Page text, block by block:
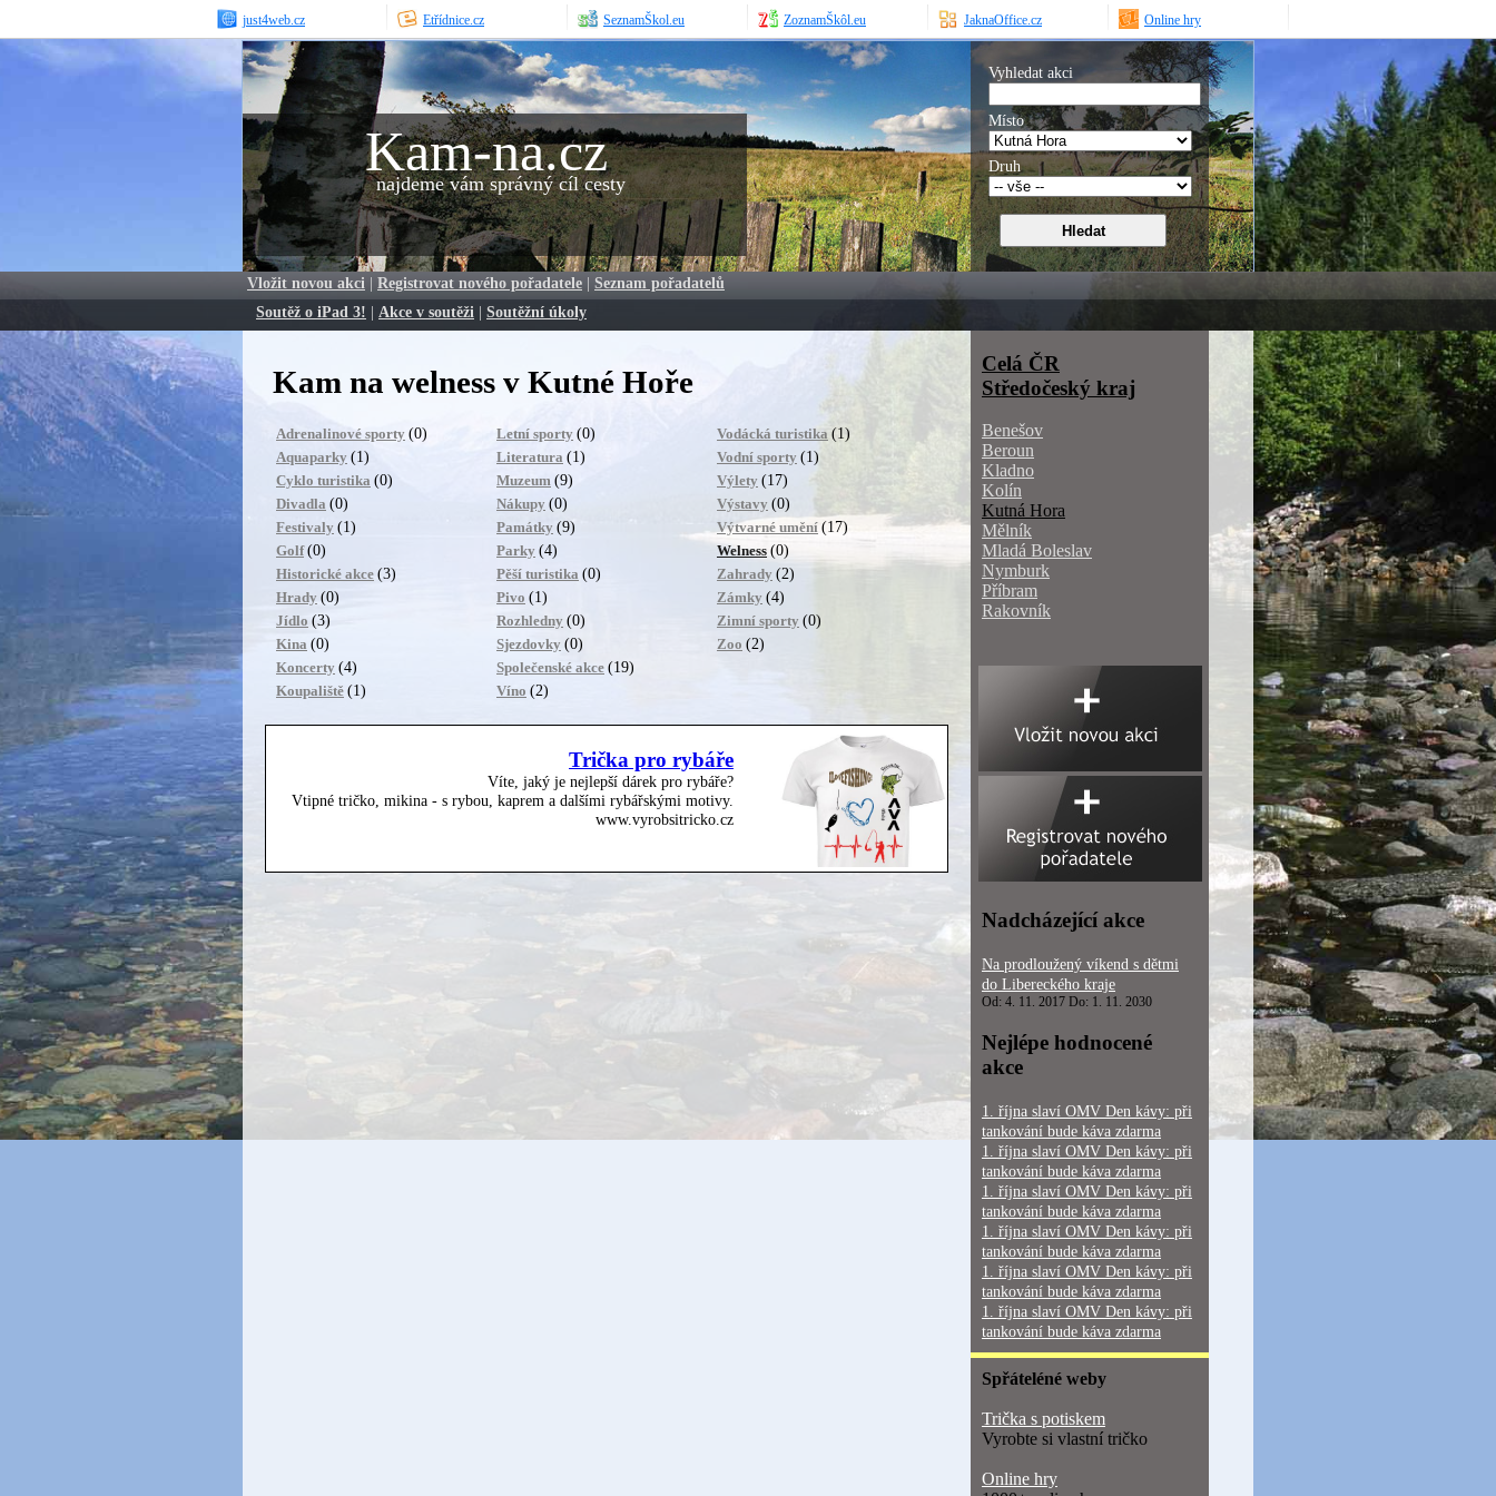
just4web.cz Etřídnice.cz SeznamŠkol.eu ZoznamŠkôl.eu JaknaOffice.cz Online hry
Kam-na.cz
najdeme vám správný cíl cesty
Vyhledat akci
Místo
Druh
Vložit novou akci | Registrovat nového pořadatele | Seznam pořadatelů
Soutěž o iPad 3! | Akce v soutěži | Soutěžní úkoly
Kam na welness v Kutné Hoře
Adrenalinové sporty (0)
Aquaparky (1)
Cyklo turistika (0)
Divadla (0)
Festivaly (1)
Golf (0)
Historické akce (3)
Hrady (0)
Jídlo (3)
Kina (0)
Koncerty (4)
Koupaliště (1)
Letní sporty (0)
Literatura (1)
Muzeum (9)
Nákupy (0)
Památky (9)
Parky (4)
Pěší turistika (0)
Pivo (1)
Rozhledny (0)
Sjezdovky (0)
Společenské akce (19)
Víno (2)
Vodácká turistika (1)
Vodní sporty (1)
Výlety (17)
Výstavy (0)
Výtvarné umění (17)
Welness (0)
Zahrady (2)
Zámky (4)
Zimní sporty (0)
Zoo (2)
Trička pro rybáře
Víte, jaký je nejlepší dárek pro rybáře?
Vtipné tričko, mikina - s rybou, kaprem a dalšími rybářskými motivy.
www.vyrobsitricko.cz
Celá ČR
Středočeský kraj
Benešov
Beroun
Kladno
Kolín
Kutná Hora
Mělník
Mladá Boleslav
Nymburk
Příbram
Rakovník
Nadcházející akce
Na prodloužený víkend s dětmi
do Libereckého kraje
Od: 4. 11. 2017 Do: 1. 11. 2030
Nejlépe hodnocené
akce
1. října slaví OMV Den kávy: při
tankování bude káva zdarma
1. října slaví OMV Den kávy: při
tankování bude káva zdarma
1. října slaví OMV Den kávy: při
tankování bude káva zdarma
1. října slaví OMV Den kávy: při
tankování bude káva zdarma
1. října slaví OMV Den kávy: při
tankování bude káva zdarma
1. října slaví OMV Den kávy: při
tankování bude káva zdarma
Spřáteléné weby
Trička s potiskem
Vyrobte si vlastní tričko
Online hry